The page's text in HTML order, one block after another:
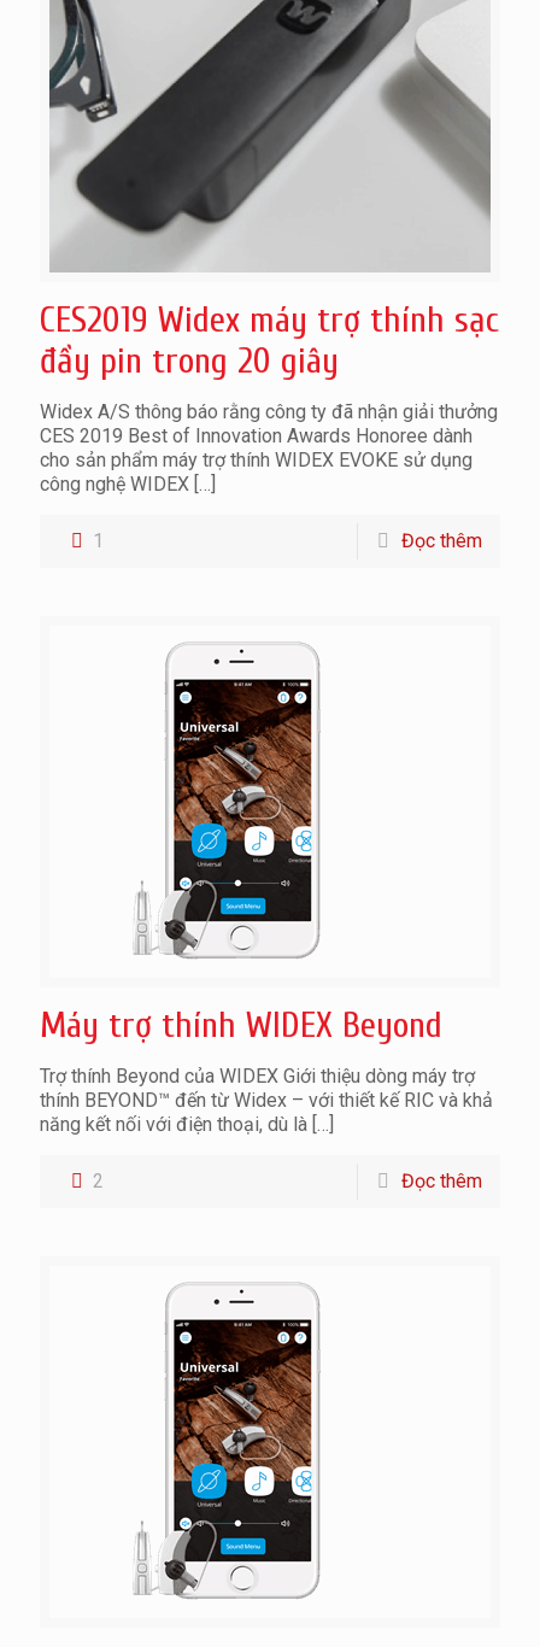
CES2019 Widex máy trợ thính sạc
đầy pin trong 20 giây
Widex A/S thông báo rằng công ty đã nhận giải thưởng
CES 2019 Best of Innovation Awards Honoree dành
cho sản phẩm máy trợ thính WIDEX EVOKE sử dụng
công nghệ WIDEX […]
1 Đọc thêm
Máy trợ thính WIDEX Beyond
Trợ thính Beyond của WIDEX Giới thiệu dòng máy trợ
thính BEYOND™ đến từ Widex – với thiết kế RIC và khả
năng kết nối với điện thoại, dù là […]
2 Đọc thêm